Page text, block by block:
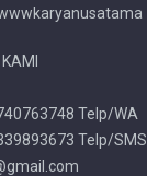
Telp/WA
Telp/SMS